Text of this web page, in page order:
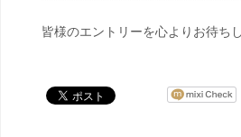
皆様のエントリーを心よりお待ち